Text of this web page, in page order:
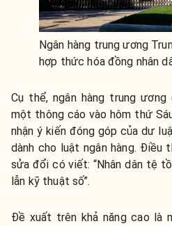
Ngân hàng trung ương
hợp thức hóa đồng nhân
Cụ thể, ngân hàng trung
một thông cáo vào hôm thứ
nhận ý kiến đóng góp của dư
dành cho luật ngân hàng. Điều
sửa đổi có viết: “Nhân dân tệ
lẫn kỹ thuật số”.
Đề xuất trên khả năng cao là